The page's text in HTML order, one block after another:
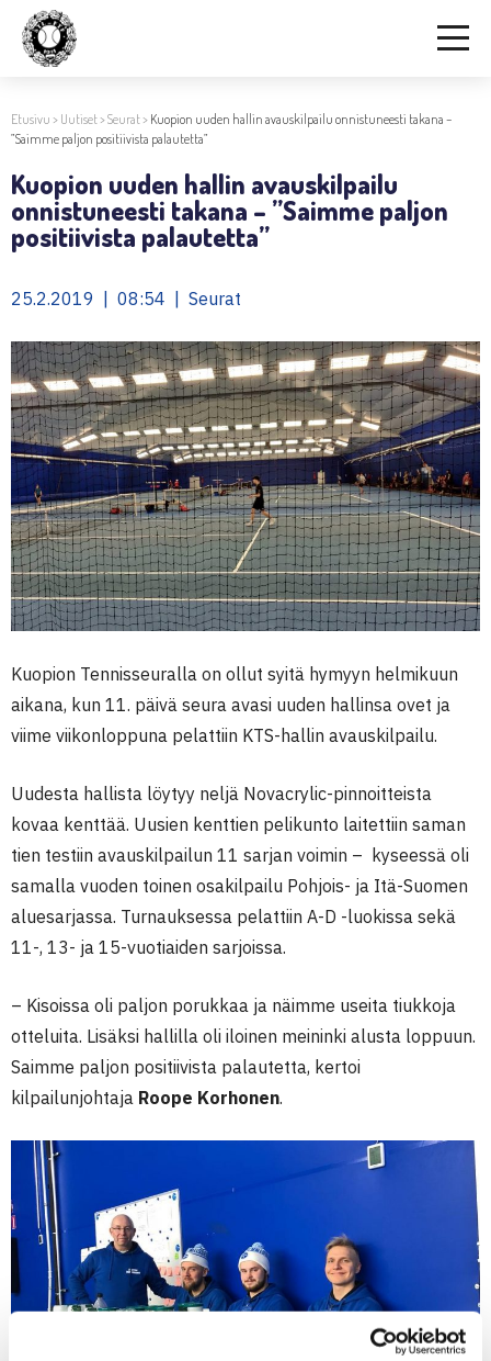
Etusivu > Uutiset>Seurat> Kuopion uuden hallin avauskilpailu onnistuneesti takana –
”Saimme paljon positiivista palautetta”
Kuopion uuden hallin avauskilpailu
onnistuneesti takana – ”Saimme paljon
positiivista palautetta”
25.2.2019 | 08:54 | Seurat
Kuopion Tennisseuralla on ollut syitä hymyyn helmikuun
aikana, kun 11. päivä seura avasi uuden hallinsa ovet ja
viime viikonloppuna pelattiin KTS-hallin avauskilpailu.
Uudesta hallista löytyy neljä Novacrylic-pinnoitteista
kovaa kenttää. Uusien kenttien pelikunto laitettiin saman
tien testiin avauskilpailun 11 sarjan voimin – kyseessä oli
samalla vuoden toinen osakilpailu Pohjois- ja Itä-Suomen
aluesarjassa. Turnauksessa pelattiin A-D -luokissa sekä
11-, 13- ja 15-vuotiaiden sarjoissa.
– Kisoissa oli paljon porukkaa ja näimme useita tiukkoja
otteluita. Lisäksi hallilla oli iloinen meininki alusta loppuun.
Saimme paljon positiivista palautetta, kertoi
kilpailunjohtaja Roope Korhonen.